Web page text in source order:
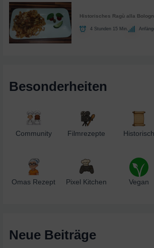
Historisches Ragù alla
4 Stunden 15 Min.
Besonderheiten
Community Filmrezepte Historisch
Omas Rezept Pixel Kitchen Vegan
Neue Beiträge